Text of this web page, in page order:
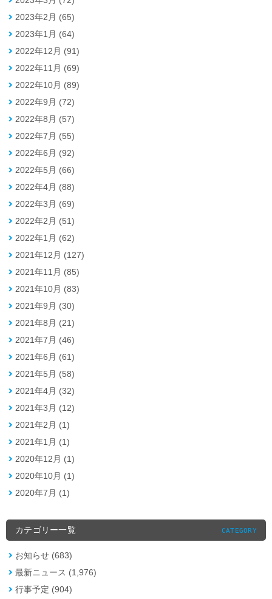
2023年2月 (65)
2023年1月 (64)
2022年12月 (91)
2022年11月 (69)
2022年10月 (89)
2022年9月 (72)
2022年8月 (57)
2022年7月 (55)
2022年6月 (92)
2022年5月 (66)
2022年4月 (88)
2022年3月 (69)
2022年2月 (51)
2022年1月 (62)
2021年12月 (127)
2021年11月 (85)
2021年10月 (83)
2021年9月 (30)
2021年8月 (21)
2021年7月 (46)
2021年6月 (61)
2021年5月 (58)
2021年4月 (32)
2021年3月 (12)
2021年2月 (1)
2021年1月 (1)
2020年12月 (1)
2020年10月 (1)
2020年7月 (1)
カテゴリー一覧 CATEGORY
お知らせ (683)
最新ニュース (1,976)
行事予定 (904)